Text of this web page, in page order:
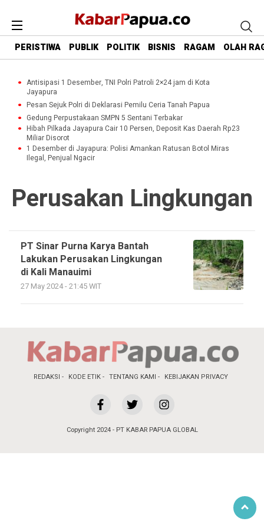
PERISTIWA PUBLIK POLITIK BISNIS RAGAM OLAH
Antisipasi 1 Desember, TNI Polri Patroli 2×24 jam di Kota
Jayapura
Pesan Sejuk Polri di Deklarasi Pemilu Ceria Tanah Papua
Gedung Perpustakaan SMPN 5 Sentani Terbakar
Hibah Pilkada Jayapura Cair 10 Persen, Deposit Kas Daerah Rp23
Miliar Disorot
1 Desember di Jayapura: Polisi Amankan Ratusan Botol Miras
Ilegal, Penjual Ngacir
Perusakan Lingkungan
PT Sinar Purna Karya Bantah
Lakukan Perusakan Lingkungan
di Kali Manauimi
27 May 2024 - 21:45 WIT
REDAKSI KODE ETIK TENTANG KAMI KEBIJAKAN PRIVACY
Copyright 2024 - PT KABAR PAPUA GLOBAL